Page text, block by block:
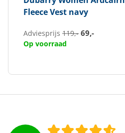
Fleece Vest navy
Adviesprijs 119,- 69,-
Op voorraad